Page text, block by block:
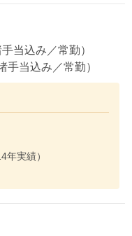
当込み／常勤）
手当込み／常勤）
実績）